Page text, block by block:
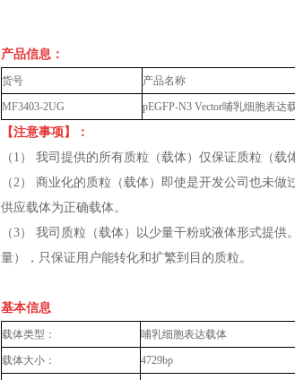
产品信息：
货号 产品名称
MF3403-2UG pEGFP-N3 Vector哺乳细胞表达
【注意事项】
：
（1） 我司提供的所有质粒（载体）仅保证质粒（载
（2） 商业化的质粒（载体）即使是开发公司也未
供应载体为正确载体。
（3） 我司质粒（载体）以少量干粉或液体形式提
量），只保证用户能转化和扩繁到目的质粒。
基本信息
载体类型： 哺乳细胞表达载体
载体大小： 4729bp